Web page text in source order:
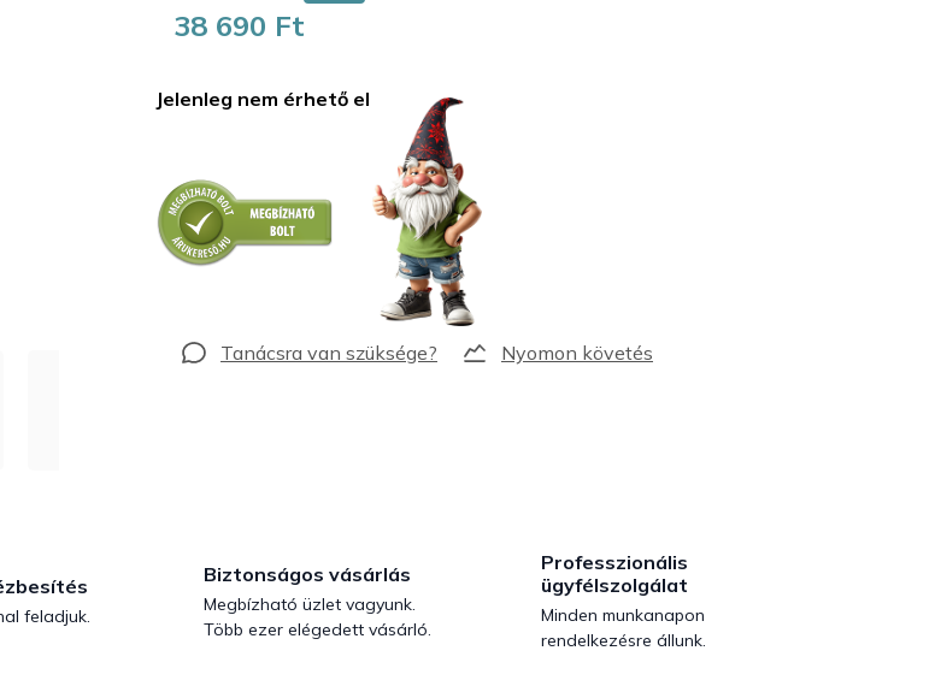
38 690 Ft
Jelenleg nem érhető el
Nyomon követés
feladjuk.
Biztonságos vásárlás
Megbízható üzlet vagyunk.
Több ezer elégedett vásárló.
Professzionális
ügyfélszolgálat
Minden munkanapon
rendelkezésre állunk.